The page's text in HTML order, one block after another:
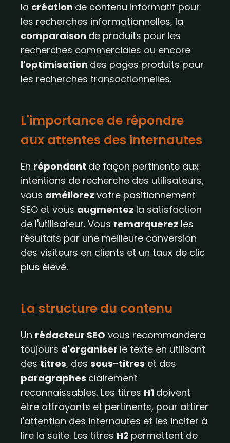
la création de contenu informatif pour
les recherches informationnelles, la
comparaison de produits pour les
recherches commerciales ou encore
l'optimisation des pages produits pour
les recherches transactionnelles.
L'importance de répondre
aux attentes des internautes
En répondant de façon pertinente aux
intentions de recherche des utilisateurs,
vous améliorez votre positionnement
SEO et vous augmentez la satisfaction
de l'utilisateur. Vous remarquerez les
résultats par une meilleure conversion
des visiteurs en clients et un taux de clic
plus élevé.
La structure du contenu
Un rédacteur SEO vous recommandera
toujours d'organiser le texte en utilisant
des titres, des sous-titres et des
paragraphes clairement
reconnaissables. Les titres H1 doivent
être attrayants et pertinents, pour attirer
l'attention des internautes et les inciter à
lire la suite. Les titres H2 permettent de